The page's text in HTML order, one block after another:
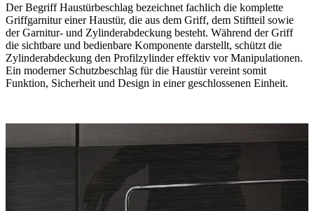
Der Begriff Haustürbeschlag bezeichnet fachlich die komplette
Griffgarnitur einer Haustür, die aus dem Griff, dem Stiftteil sowie
der Garnitur- und Zylinderabdeckung besteht. Während der Griff
die sichtbare und bedienbare Komponente darstellt, schützt die
Zylinderabdeckung den Profilzylinder effektiv vor Manipulationen.
Ein moderner Schutzbeschlag für die Haustür vereint somit
Funktion, Sicherheit und Design in einer geschlossenen Einheit.